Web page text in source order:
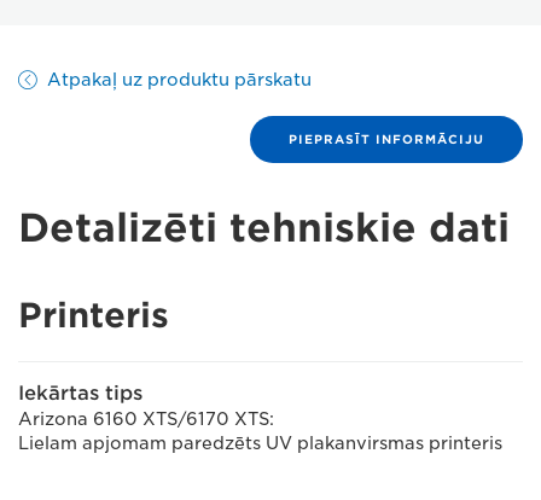
Atpakaļ uz produktu pārskatu
PIEPRASĪT INFORMĀCIJU
Detalizēti tehniskie dati
Printeris
Iekārtas tips
Arizona 6160 XTS/6170 XTS:
Lielam apjomam paredzēts UV plakanvirsmas printeris